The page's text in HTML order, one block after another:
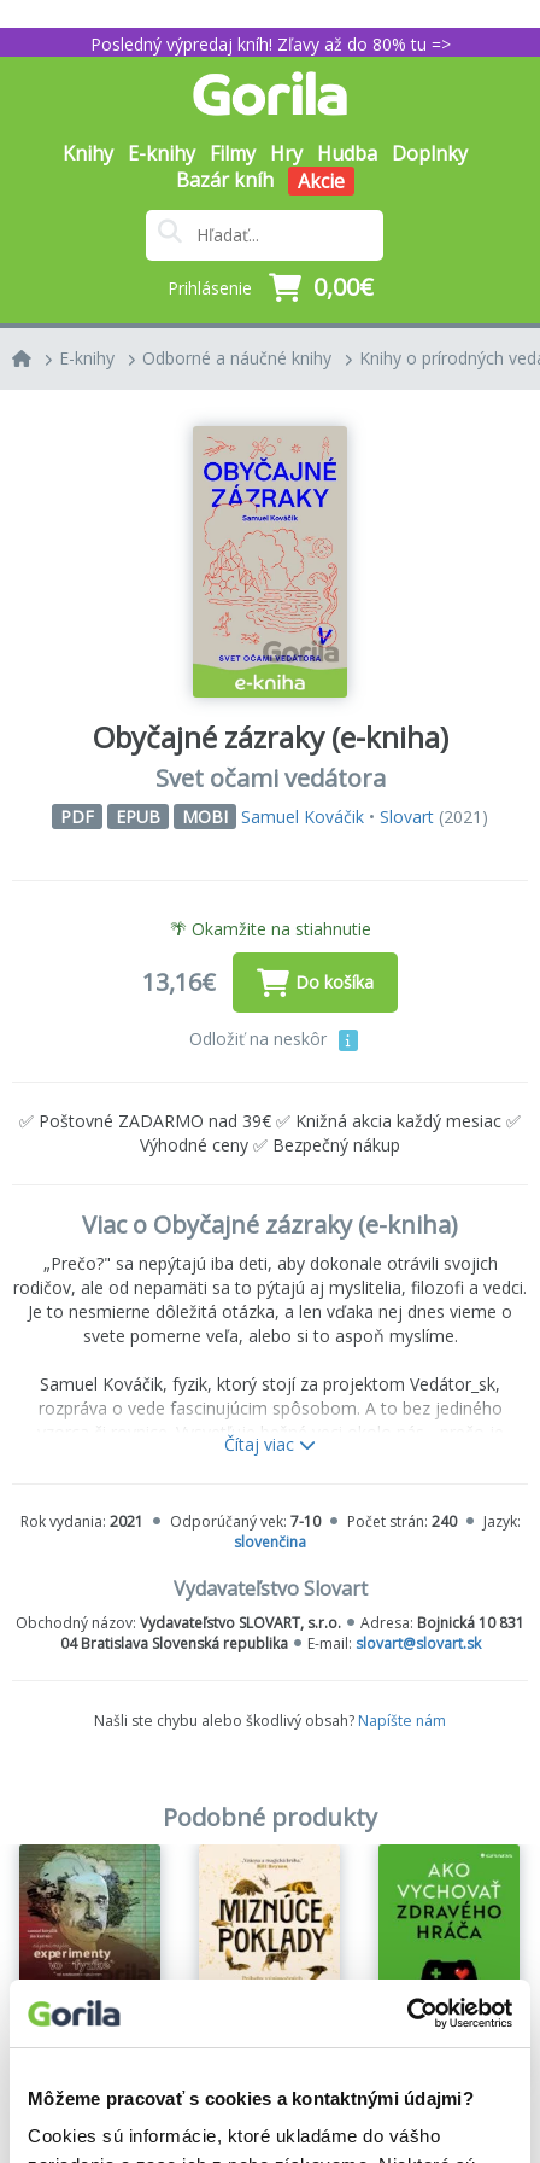
Môžeme pracovať s cookies a kontaktnými údajmi?
Cookies sú informácie, ktoré ukladáme do vášho
Posledný výpredaj kníh! Zľavy až do 80% tu =>
Knihy E-knihy Filmy Hry Hudba Doplnky
Bazár kníh
Akcie
Prihlásenie 0,00€
E-knihy Odborné a náučné knihy Knihy o prírodných
Obyčajné zázraky (e-kniha)
Svet očami vedátora
PDF EPUB MOBI Samuel Kováčik • Slovart (2021)
🌴 Okamžite na stiahnutie
13,16€ Do košíka
Odložiť na neskôr
✅ Poštovné ZADARMO nad 39€ ✅ Knižná akcia každý mesiac ✅
Výhodné ceny ✅ Bezpečný nákup
Viac o Obyčajné zázraky (e-kniha)
„Prečo?" sa nepýtajú iba deti, aby dokonale otrávili svojich
rodičov, ale od nepamäti sa to pýtajú aj myslitelia, filozofi a vedci.
Je to nesmierne dôležitá otázka, a len vďaka nej dnes vieme o
svete pomerne veľa, alebo si to aspoň myslíme.
Samuel Kováčik, fyzik, ktorý stojí za projektom Vedátor_sk,
rozpráva o vede fascinujúcim spôsobom. A to bez jediného
vzorca či rovnice. Vysvetľuje bežné veci okolo nás - prečo je
rastlina zelená, prečo Mesiac nespadne, ako vzniká dúha, odkiaľ
zázraky a pre rodičov to môžu byť odpovede na detskú otázku -
„prečo?"
Čítaj viac
Rok vydania: 2021 Odporúčaný vek: 7-10 Počet strán: 240
Jazyk:
slovenčina
Vydavateľstvo Slovart
Obchodný názov: Vydavateľstvo SLOVART, s.r.o. Adresa: Bojnická 10 831
04 Bratislava Slovenská republika
E-mail: slovart@slovart.sk
Našli ste chybu alebo škodlivý obsah? Napíšte nám
Podobné produkty
Najznámejšie experimenty vo fyzike
7,92€ Miznúce poklady
Katherine Rundell Alok Kanojia